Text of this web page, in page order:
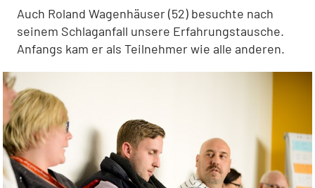
Auch Roland Wagenhäuser (52) besuchte nach
seinem Schlaganfall unsere Erfahrungstausche.
Anfangs kam er als Teilnehmer wie alle anderen.